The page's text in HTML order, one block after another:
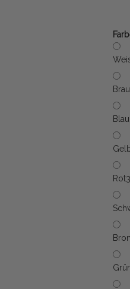
Blau
Rot